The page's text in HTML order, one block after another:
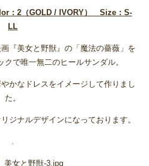
：2 （GOLD / IVORY） Size ：S-
LL
『美女と野獣』の「魔法の薔薇」を
で唯一無二のヒールサンダル。
かなドレスをイメージして作りまし
た。
ジナルデザインになっております。